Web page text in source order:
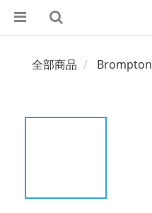
全部商品 Brompton